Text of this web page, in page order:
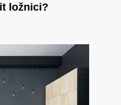
ložnici?